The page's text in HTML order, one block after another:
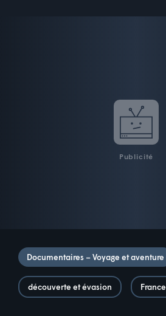
Publicité
Documentaires – Voyage et aventure
découverte et évasion France